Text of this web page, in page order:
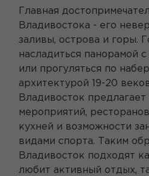
Главная
Владивостока - его
заливы, острова и горы.
насладиться панорамой
или прогуляться по
архитектурой 19-20
Владивосток
мероприятий,
кухней и возможности
видами спорта. Таким
Владивосток подходят
любит активный отдых,